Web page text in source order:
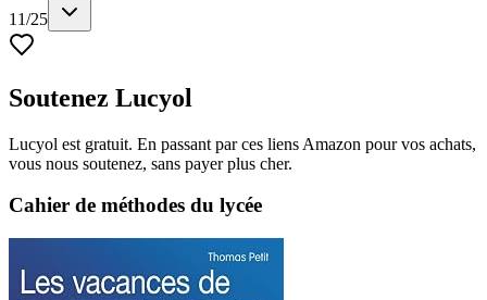
11/25
Soutenez Lucyol
Lucyol est gratuit. En passant par ces liens Amazon pour vos achats,
vous nous soutenez, sans payer plus cher.
Cahier de méthodes du lycée